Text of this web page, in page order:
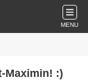
MENU
Maximin! :)